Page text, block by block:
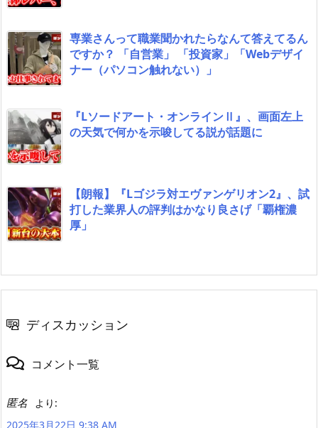
専業さんって職業聞かれたらなんて答えてるん
ですか？ 「自営業」 「投資家」「Webデザイ
ナー（パソコン触れない）」
『Lソードアート・オンラインⅡ』、画面左上
の天気で何かを示唆してる説が話題に
【朗報】『Lゴジラ対エヴァンゲリオン2』、試
打した業界人の評判はかなり良さげ「覇権濃
厚」
ディスカッション
コメント一覧
匿名 より:
2025年3月22日 9:38 AM